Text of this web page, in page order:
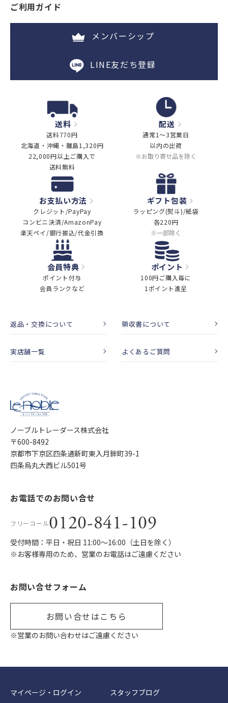
ご利用ガイド
メンバーシップ
LINE友だち登録
送料
送料770円
北海道・沖縄・離島1,320円
22,000円以上ご購入で
送料無料
配送
通常1～3営業日
以内の出荷
※お取り寄せ品を除く
お支払い方法
クレジット/PayPay
コンビニ決済/AmazonPay
楽天ペイ/銀行振込/代金引換
ギフト包装
ラッピング(熨斗)/紙袋
各220円
※一部除く
会員特典
ポイント付与
会員ランクなど
ポイント
100円ご購入毎に
1ポイント進呈
返品・交換について 領収書について
実店舗一覧 よくあるご質問
ノーブルトレーダース株式会社
〒600-8492
京都市下京区四条通新町東入月鉾町39-1
四条烏丸大西ビル501号
お電話でのお問い合せ
フリーコール0120-841-109
受付時間：平日・祝日 11:00〜16:00（土日を除く）
※お客様専用のため、営業のお電話はご遠慮ください
お問い合せフォーム
お問い合せはこちら
※営業のお問い合わせはご遠慮ください
マイページ・ログイン スタッフブログ